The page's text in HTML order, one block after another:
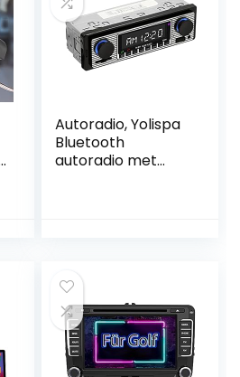
Autoradio, Yolispa
Bluetooth
autoradio met
met
afstandsbediening